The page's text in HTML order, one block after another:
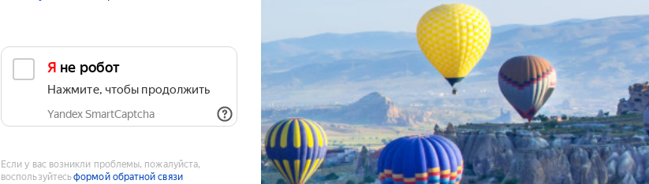
Я не робот
Нажмите, чтобы продолжить
Yandex SmartCaptcha
Если у вас возникли проблемы, пожалуйста,
воспользуйтесьформой обратной связи